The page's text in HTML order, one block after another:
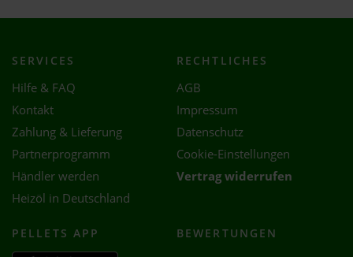
SERVICES
Hilfe & FAQ
Kontakt
Zahlung & Lieferung
Partnerprogramm
Händler werden
Heizöl in Deutschland
RECHTLICHES
AGB
Impressum
Datenschutz
Cookie-Einstellungen
Vertrag widerrufen
PELLETS APP BEWERTUNGEN